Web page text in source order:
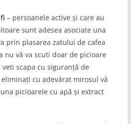
– persoanele active și care au
sunt adesea asociate una
prin plasarea zatului de cafea
nu vă va scuti doar de picioare
scapa cu siguranță de
cu adevărat mirosul vă
picioarele cu apă și extract